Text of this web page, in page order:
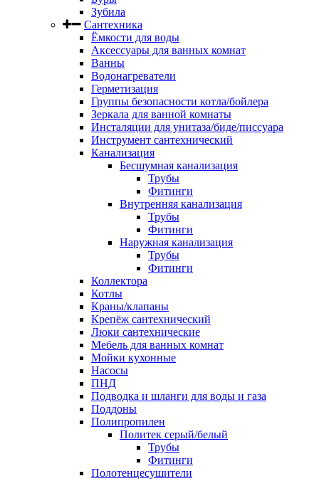
Зубила
Сантехника
Ёмкости для воды
Аксессуары для ванных комнат
Ванны
Водонагреватели
Герметизация
Группы безопасности котла/бойлера
Зеркала для ванной комнаты
Инсталяции для унитаза/биде/писсуара
Инструмент сантехнический
Канализация
Бесшумная канализация
Трубы
Фитинги
Внутренняя канализация
Трубы
Фитинги
Наружная канализация
Трубы
Фитинги
Коллектора
Котлы
Краны/клапаны
Крепёж сантехнический
Люки сантехнические
Мебель для ванных комнат
Мойки кухонные
Насосы
ПНД
Подводка и шланги для воды и газа
Поддоны
Полипропилен
Политек серый/белый
Трубы
Фитинги
Полотенцесушители